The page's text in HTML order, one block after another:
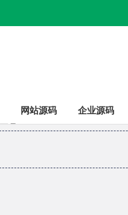
网站源码
企业源码